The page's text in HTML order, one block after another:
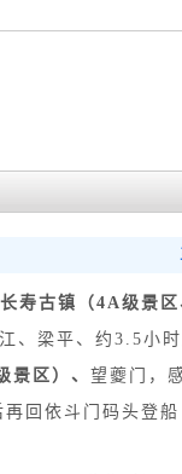
长寿古镇（4A级景区
、梁平、约3.5小
景区） 、 望夔门，
回依斗门码头登船